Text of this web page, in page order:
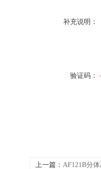
补充说明：
验证码：
上一篇： AF121B分